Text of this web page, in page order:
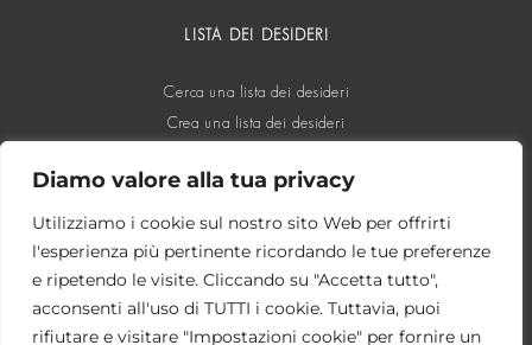
Diamo valore alla tua privacy
Utilizziamo i cookie sul nostro sito Web per offrirti
l'esperienza più pertinente ricordando le tue preferenze
e ripetendo le visite. Cliccando su "Accetta tutto",
acconsenti all'uso di TUTTI i cookie. Tuttavia, puoi
rifiutare e visitare "Impostazioni cookie" per fornire un
LISTA DEI DESIDERI
Cerca una lista dei desideri
Crea una lista dei desideri
SOCIAL